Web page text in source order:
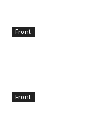
Front
Front